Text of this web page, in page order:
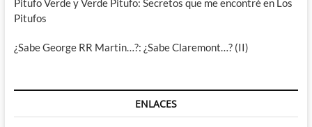
Pitufo Verde y Verde Pitufo: Secretos que me encontré en Los
Pitufos
¿Sabe George RR Martin…?: ¿Sabe Claremont…? (II)
ENLACES